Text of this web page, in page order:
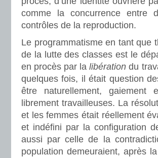
comme la concurrence entre
contrôles de la reproduction.
Le programmatisme en tant que
de la lutte des classes est le
en procès par lalibération du
quelques fois, il était question
être naturellement, gaiement
librement travailleuses. La
et les femmes était réellement
et indéfini par la configuration
aussi par celle de la
population demeuraient, après